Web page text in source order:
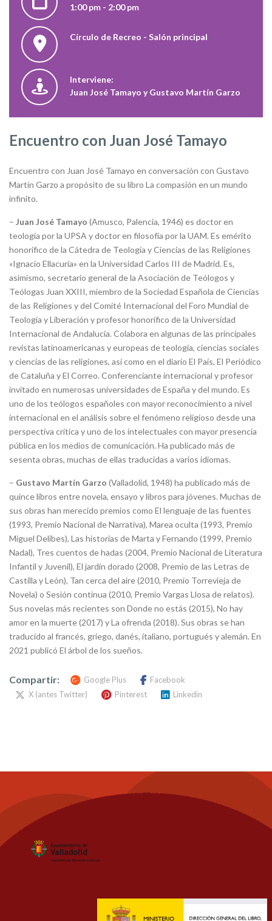
1:00 pm - 2:00 pm
Círculo de Recreo - Salón principal
Interviene:
Juan José Tamayo y Gustavo Martín Garzo
Encuentro con Juan José Tamayo
Encuentro con Juan José Tamayo en conversación con Gustavo
Martín Garzo a propósito de su libro La compasión en un mundo
infinito.
– Juan José Tamayo (Amusco, Palencia, 1946) es doctor en
teología por la UPSA y doctor en filosofía por la UAM. Es emérito
honorífico de la Cátedra de Teología y Ciencias de las Religiones
«Ignacio Ellacuría» en la Universidad Carlos III de Madrid. Es,
asimismo, secretario general de la Asociación de Teólogos y
Teólogas Juan XXIII, miembro de la Sociedad Española de Ciencias
de las Religiones y del Comité Internacional del Foro Mundial de
Teología y Liberación y profesor honorífico de la Universidad
Internacional de Andalucía. Colabora en algunas de las principales
revistas latinoamericanas y europeas de teología, ciencias sociales
y ciencias de las religiones, así como en el diario El País, El Periódico
de Cataluña y El Correo. Conferenciante internacional y profesor
invitado en numerosas universidades de España y del mundo. Es
uno de los teólogos españoles con mayor reconocimiento a nivel
internacional en el análisis sobre el fenómeno religioso desde una
perspectiva crítica y uno de los intelectuales con mayor presencia
pública en los medios de comunicación. Ha publicado más de
sesenta obras, muchas de ellas traducidas a varios idiomas.
– Gustavo Martín Garzo (Valladolid, 1948) ha publicado más de
quince libros entre novela, ensayo y libros para jóvenes. Muchas de
sus obras han merecido premios como El lenguaje de las fuentes
(1993, Premio Nacional de Narrativa), Marea oculta (1993, Premio
Miguel Delibes), Las historias de Marta y Fernando (1999, Premio
Nadal), Tres cuentos de hadas (2004, Premio Nacional de Literatura
Infantil y Juvenil), El jardín dorado (2008, Premio de las Letras de
Castilla y León), Tan cerca del aire (2010, Premio Torrevieja de
Novela) o Sesión continua (2010, Premio Vargas Llosa de relatos).
Sus novelas más recientes son Donde no estás (2015), No hay
amor en la muerte (2017) y La ofrenda (2018). Sus obras se han
traducido al francés, griego, danés, italiano, portugués y alemán. En
2021 publicó El árbol de los sueños.
Compartir: Google Plus
Facebook
X (antes Twitter)
Pinterest Linkedin